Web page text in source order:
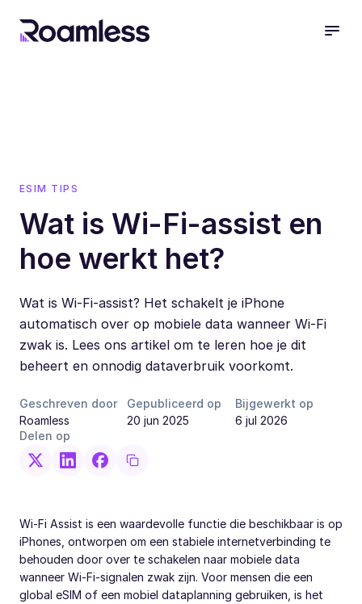
ESIM TIPS
Wat is Wi-Fi-assist en
hoe werkt het?
Wat is Wi-Fi-assist? Het schakelt je iPhone
automatisch over op mobiele data wanneer Wi-Fi
zwak is. Lees ons artikel om te leren hoe je dit
beheert en onnodig dataverbruik voorkomt.
Geschreven door
Roamless
Gepubliceerd op
20 jun 2025
Bijgewerkt op
6 jul 2026
Delen op
Wi-Fi Assist is een waardevolle functie die beschikbaar is op
iPhones, ontworpen om een stabiele internetverbinding te
behouden door over te schakelen naar mobiele data
wanneer Wi-Fi-signalen zwak zijn. Voor mensen die een
global eSIM of een mobiel dataplanning gebruiken, is het